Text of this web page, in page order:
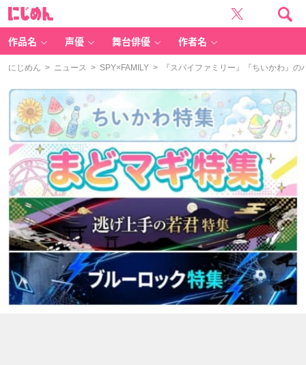
作品名 声優 舞台俳優 作者名
にじめん > ニュース > SPY×FAMILY > 『スパイファミリー』『ちいかわ』の